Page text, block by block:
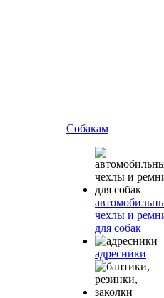
Собакам
чехлы и
для собак
адресники